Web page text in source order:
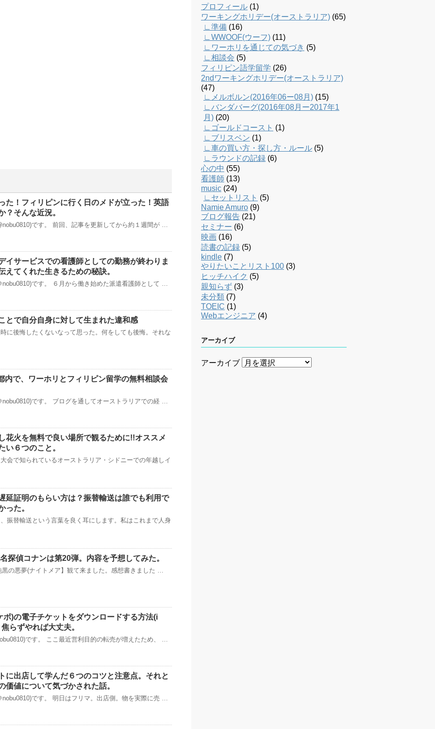
た！フィリピンに行く日のメドが立った！英語
？そんな近況。
です。 前回、記事を更新してから約１週間が …
イサービスでの看護師としての勤務が終わりま
えてくれた生きるための秘訣。
nobu0810)です。 ６月から働き始めた派遣看護師として …
とで自分自身に対して生まれた違和感
に後悔したくないなって思った。何をしても後悔。それな
内で、ワーホリとフィリピン留学の無料相談会
nobu0810)です。 ブログを通してオーストラリアでの経 …
花火を無料で良い場所で観るために!!オススメ
い６つのこと。
会で知られているオーストラリア・シドニーでの年越しイ
延証明のもらい方は？振替輸送は誰でも利用で
った。
振替輸送という言葉を良く耳にします。私はこれまで人身
探偵コナンは第20弾。内容を予想してみた。
黒の悪夢(ナイトメア】観て来ました。感想書きました …
)の電子チケットをダウンロードする方法(i
らずやれば大丈夫。
です。 ここ最近営利目的の転売が増えたため、 …
に出店して学んだ６つのコツと注意点。それと
価値について気づかされた話。
nobu0810)です。 明日はフリマ。出店側。物を実際に売 …
プロフィール (1)
ワーキングホリデー(オーストラリア) (65)
∟準備 (16)
∟WWOOF(ウーフ) (11)
∟ワーホリを通じての気づき (5)
∟相談会 (5)
フィリピン語学留学 (26)
2ndワーキングホリデー(オーストラリア)
(47)
∟メルボルン(2016年06ー08月) (15)
∟バンダバーグ(2016年08月ー2017年1
月) (20)
∟ゴールドコースト (1)
∟ブリスベン (1)
∟車の買い方・探し方・ルール (5)
∟ラウンドの記録 (6)
心の中 (55)
看護師 (13)
music (24)
∟セットリスト (5)
Namie Amuro (9)
ブログ報告 (21)
セミナー (6)
映画 (16)
読書の記録 (5)
kindle (7)
やりたいことリスト100 (3)
ヒッチハイク (5)
親知らず (3)
未分類 (7)
TOEIC (1)
Webエンジニア (4)
アーカイブ
アーカイブ